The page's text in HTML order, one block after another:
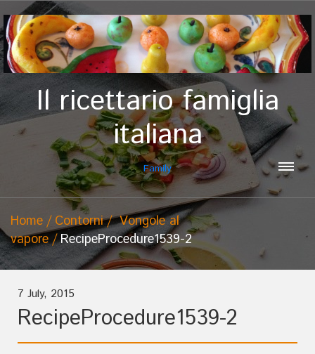
Il ricettario famiglia
italiana
Family
Home Contorni
Vongole al
vapore
RecipeProcedure1539-2
7 July, 2015
RecipeProcedure1539-2